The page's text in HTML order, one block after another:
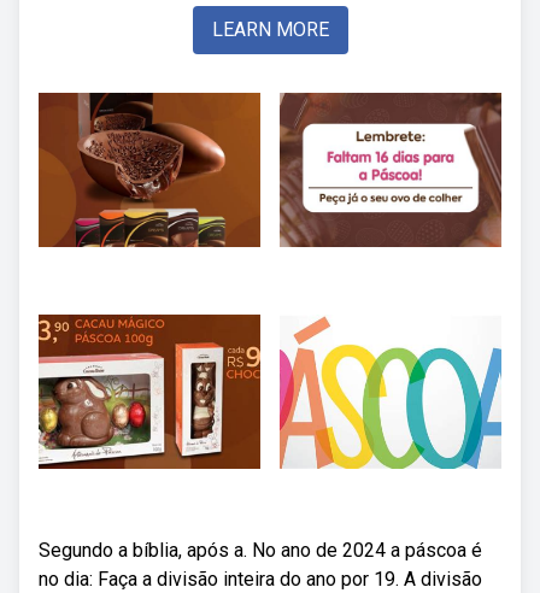
LEARN MORE
Segundo a bíblia, após a. No ano de 2024 a páscoa é
no dia: Faça a divisão inteira do ano por 19. A divisão